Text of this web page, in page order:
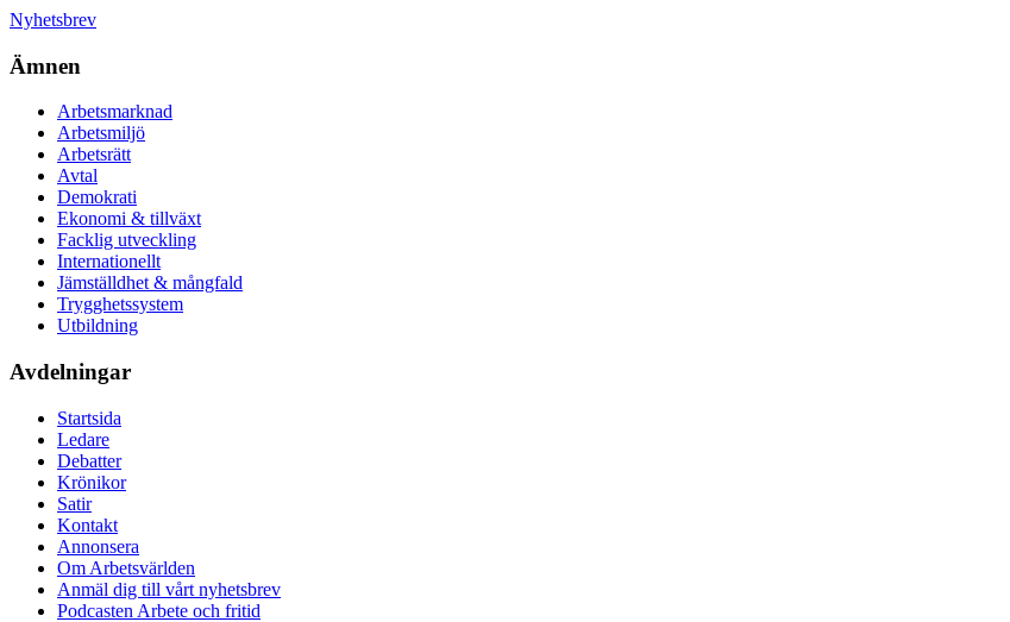
Nyhetsbrev
Ämnen
Arbetsmarknad
Arbetsmiljö
Arbetsrätt
Avtal
Demokrati
Ekonomi & tillväxt
Facklig utveckling
Internationellt
Jämställdhet & mångfald
Trygghetssystem
Utbildning
Avdelningar
Startsida
Ledare
Debatter
Krönikor
Satir
Kontakt
Annonsera
Om Arbetsvärlden
Anmäl dig till vårt nyhetsbrev
Podcasten Arbete och fritid